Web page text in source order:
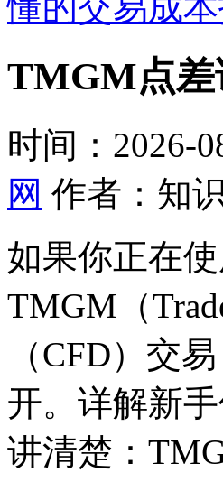
TMGM点差
时间：2026-
网 作者：知
如果你正在
TMGM（
（CFD）交
开。详解新
讲清楚：